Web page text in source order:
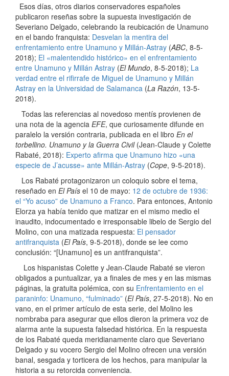
Esos días, otros diarios conservadores españoles
publicaron reseñas sobre la supuesta investigación de
Severiano Delgado, celebrando la reubicación de Unamuno
en el bando franquista: Desvelan la mentira del
enfrentamiento entre Unamuno y Millán-Astray (ABC, 8-5-
2018); El «malentendido histórico» en el enfrentamiento
entre Unamuno y Millán Astray (El Mundo, 8-5-2018); La
verdad entre el rifirrafe de Miguel de Unamuno y Millán
Astray en la Universidad de Salamanca (La Razón, 13-5-
2018).
Todas las referencias al novedoso mentís provienen de
una nota de la agencia EFE, que curiosamente difunde en
paralelo la versión contraria, publicada en el libro En el
torbellino. Unamuno y la Guerra Civil (Jean-Claude y Colette
Rabaté, 2018): Experto afirma que Unamuno hizo «una
especie de J’acusse» ante Millán-Astray (Cope, 9-5-2018).
Los Rabaté protagonizaron un coloquio sobre el tema,
reseñado en El País el 10 de mayo: 12 de octubre de 1936:
el “Yo acuso” de Unamuno a Franco. Para entonces, Antonio
Elorza ya había tenido que matizar en el mismo medio el
inaudito, indocumentado e irresponsable libelo de Sergio del
Molino, con una matizada respuesta: El pensador
antifranquista (El País, 9-5-2018), donde se lee como
conclusión: “[Unamuno] es un antifranquista”.
Los hispanistas Colette y Jean-Claude Rabaté se vieron
obligados a puntualizar, ya a finales de mes y en las mismas
páginas, la gratuita polémica, con su Enfrentamiento en el
paraninfo: Unamuno, “fulminado” (El País, 27-5-2018). No en
vano, en el primer artículo de esta serie, del Molino les
nombraba para asegurar que ellos dieron la primera voz de
alarma ante la supuesta falsedad histórica. En la respuesta
de los Rabaté queda meridianamente claro que Severiano
Delgado y su vocero Sergio del Molino ofrecen una versión
banal, sesgada y torticera de los hechos, para manipular la
historia a su retorcida conveniencia.